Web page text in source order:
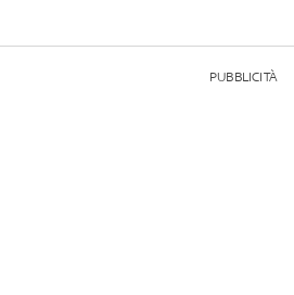
PUBBLICITÀ